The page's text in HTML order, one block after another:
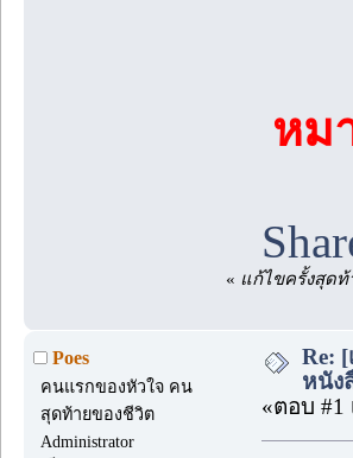
หม
« แก้ไขครั้งสุดท้
Poes
คนแรกของหัวใจ คน
สุดท้ายของชีวิต
Administrator
Re:
หนัง
«ตอบ #1